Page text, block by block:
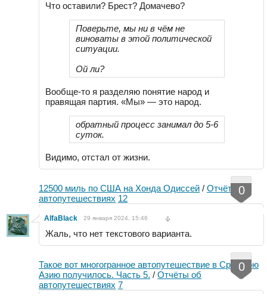
Что оставили? Брест? Домачево?
Поверьте, мы ни в чём не
виноваты в этой политической
ситуации.
Ой ли?
Вообще-то я разделяю понятие народ и
правящая партия. «Мы» — это народ.
обратный процесс занимал до 5-6
суток.
Видимо, отстал от жизни.
12500 миль по США на Хонда Одиссей / Отчёты об
автопутешествиях 12
0
AlfaBlack 29 января 2024, 15:46
Жаль, что нет текстового варианта.
Такое вот многогранное автопутешествие в Среднюю
Азию получилось. Часть 5. / Отчёты об
автопутешествиях 7
0